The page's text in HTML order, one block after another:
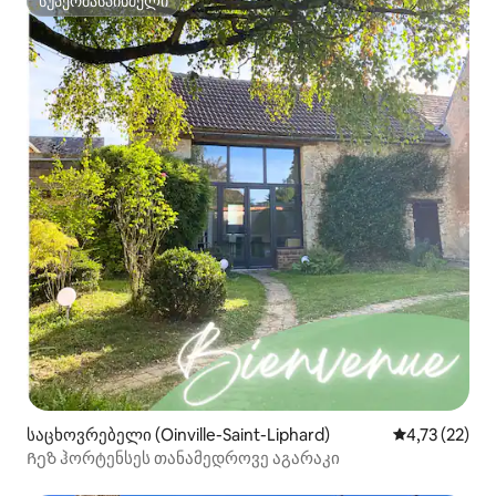
სუპერმასპინძელი
საცხოვრებელი (Oinville-Saint-Liphard) საშუალო
4,73 (22)
Ჩეზ ჰორტენსეს თანამედროვე აგარაკი